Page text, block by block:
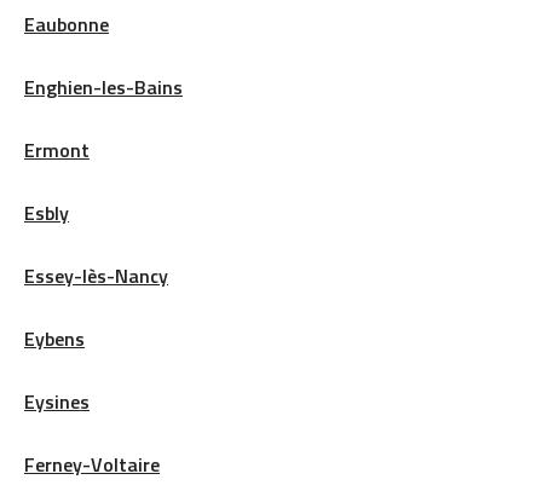
Eaubonne
Enghien-les-Bains
Ermont
Esbly
Essey-lès-Nancy
Eybens
Eysines
Ferney-Voltaire